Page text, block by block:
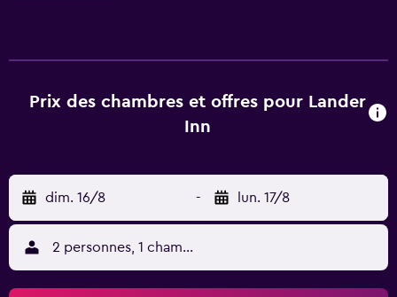
proche (Aéroport international de Hong Kong) est à 30
Prix des chambres et offres pour Lander
Inn
dim. 16/8 - lun. 17/8
2 personnes, 1 chambre